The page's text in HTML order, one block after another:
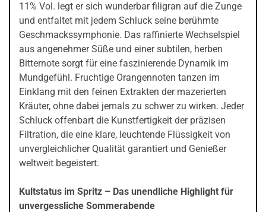
11% Vol. legt er sich wunderbar filigran auf die Zunge
und entfaltet mit jedem Schluck seine berühmte
Geschmackssymphonie. Das raffinierte Wechselspiel
aus angenehmer Süße und einer subtilen, herben
Bitternote sorgt für eine faszinierende Dynamik im
Mundgefühl. Fruchtige Orangennoten tanzen im
Einklang mit den feinen Extrakten der mazerierten
Kräuter, ohne dabei jemals zu schwer zu wirken. Jeder
Schluck offenbart die Kunstfertigkeit der präzisen
Filtration, die eine klare, leuchtende Flüssigkeit von
unvergleichlicher Qualität garantiert und Genießer
weltweit begeistert.
Kultstatus im Spritz – Das unendliche Highlight für
unvergessliche Sommerabende